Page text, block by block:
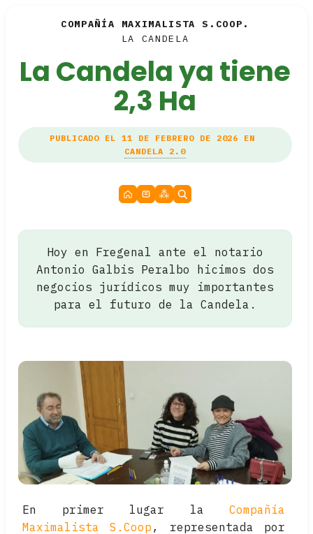
COMPAÑÍA MAXIMALISTA S.COOP.
LA CANDELA
La Candela ya tiene
2,3 Ha
PUBLICADO EL 11 DE FEBRERO DE 2026 EN
CANDELA 2.0
Hoy en Fregenal ante el notario
Antonio Galbis Peralbo hicimos dos
negocios jurídicos muy importantes
para el futuro de la Candela.
En primer lugar la Compañía
Maximalista S.Coop , representada por